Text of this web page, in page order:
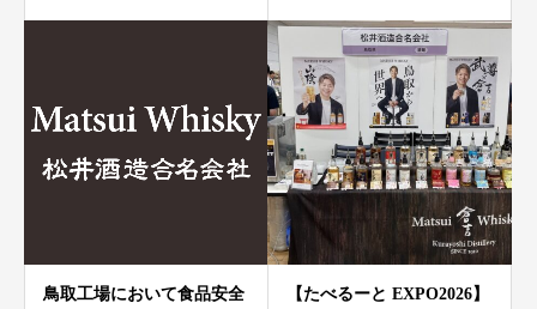
鳥取工場において食品安全
【たべるーと EXPO2026】